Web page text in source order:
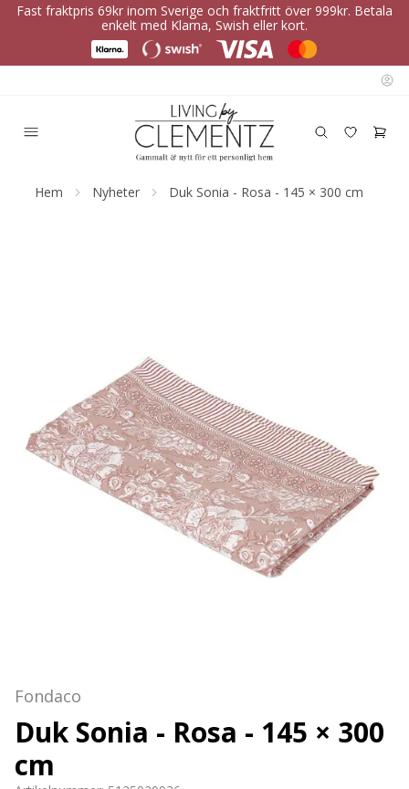
Fast fraktpris 69kr inom Sverige och fraktfritt över 999kr. Betala
enkelt med Klarna, Swish eller kort.
Hem Nyheter Duk Sonia - Rosa - 145 × 300 cm
Fondaco
Duk Sonia - Rosa - 145 × 300
cm